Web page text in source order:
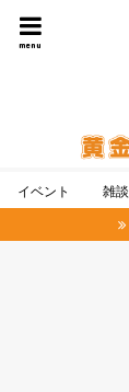
menu
イベント 雑談